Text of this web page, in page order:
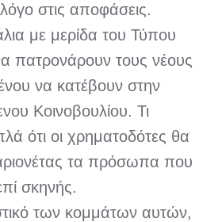
στις αποφάσεις.
με μερίδα του Τύπου
πατρονάρουν τους νέους
να κατέβουν στην
Κοινοβουλίου. Τι
ότι οι χρηματοδότες θα
τα πρόσωπα που
σκηνής.
των κομμάτων αυτών,